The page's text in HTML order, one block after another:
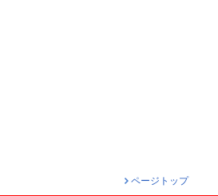
ページトップ